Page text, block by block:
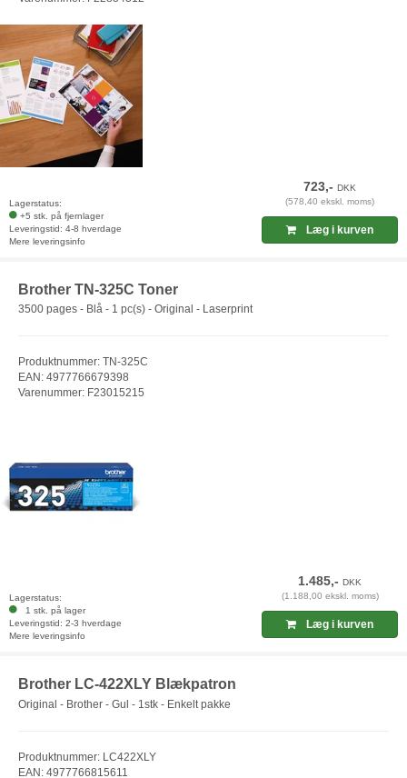
Lagerstatus:
+5 stk. på fjernlager
Leveringstid: 4-8 hverdage
Mere leveringsinfo
723,-DKK
(578,40 ekskl. moms)
Læg i kurven
Brother TN-325C Toner
3500 pages - Blå - 1 pc(s) - Original - Laserprint
Produktnummer: TN-325C
EAN: 4977766679398
Varenummer: F23015215
Lagerstatus:
1 stk. på lager
Leveringstid: 2-3 hverdage
Mere leveringsinfo
1.485,-DKK
(1.188,00 ekskl. moms)
Læg i kurven
Brother LC-422XLY Blækpatron
Original - Brother - Gul - 1stk - Enkelt pakke
Produktnummer: LC422XLY
EAN: 4977766815611